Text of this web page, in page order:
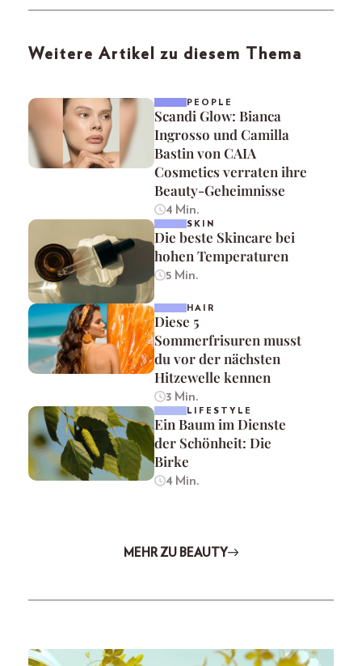
Weitere Artikel zu diesem Thema
PEOPLE
Scandi Glow: Bianca
Ingrosso und Camilla
Bastin von CAIA
Cosmetics verraten ihre
Beauty-Geheimnisse
4 Min.
SKIN
Die beste Skincare bei
hohen Temperaturen
5 Min.
HAIR
Diese 5
Sommerfrisuren musst
du vor der nächsten
Hitzewelle kennen
3 Min.
LIFESTYLE
Ein Baum im Dienste
der Schönheit: Die
Birke
4 Min.
MEHR ZU BEAUTY